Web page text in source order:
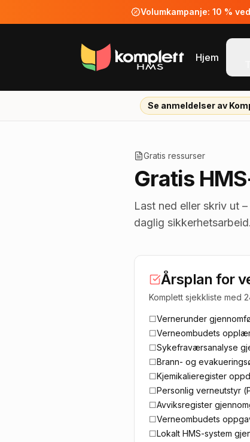
Volumkampanje: 10 %
Hjem
Se anmeldelser av
Gratis ressurser
Gratis
Last ned eller skriv ut
daglig sikkerhetsarbeid.
Årsplan for
Komplett sjekkliste med
☐Vernerunder
☐Verneombudets
☐Sykefraværsanalyse
☐Brann- og
☐Kjemikalieregister
☐Personlig verneutstyr
☐Avviksregister
☐Verneombudets
☐Lokalt HMS-system